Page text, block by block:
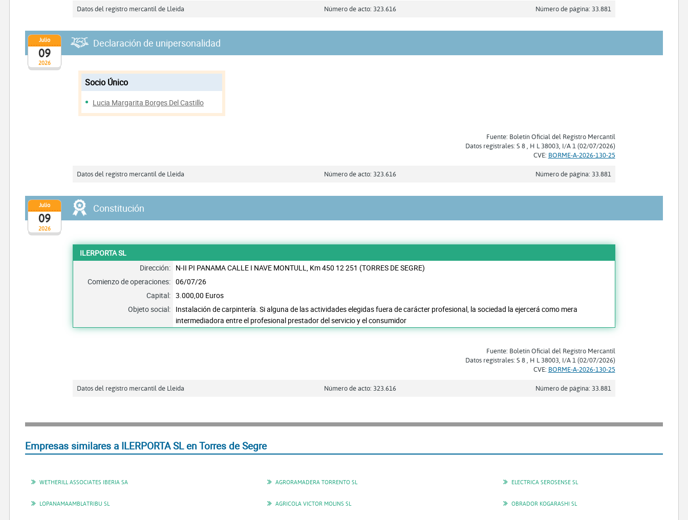
Datos del registro mercantil de Lleida Número de acto: 323.616 Número de página: 33.881
2026
Julio
09
Declaración de unipersonalidad
Socio Único
Lucia Margarita Borges Del Castillo
Fuente: Boletín Oficial del Registro Mercantil
Datos registrales: S 8 , H L 38003, I/A 1 (02/07/2026)
CVE: BORME-A-2026-130-25
Datos del registro mercantil de Lleida Número de acto: 323.616 Número de página: 33.881
2026
Julio
09
Constitución
ILERPORTA SL
Dirección: N-II PI PANAMA CALLE I NAVE MONTULL, Km 450 12 251 (TORRES DE SEGRE)
Comienzo de operaciones: 06/07/26
Capital: 3.000,00 Euros
Objeto social: Instalación de carpintería. Si alguna de las actividades elegidas fuera de carácter profesional, la sociedad la ejercerá como mera
intermediadora entre el profesional prestador del servicio y el consumidor
Fuente: Boletín Oficial del Registro Mercantil
Datos registrales: S 8 , H L 38003, I/A 1 (02/07/2026)
CVE: BORME-A-2026-130-25
Datos del registro mercantil de Lleida Número de acto: 323.616 Número de página: 33.881
Empresas similares a ILERPORTA SL en Torres de Segre
WETHERILL ASSOCIATES IBERIA SA AGRORAMADERA TORRENTO SL ELECTRICA SEROSENSE SL
LOPANAMAAMBLATRIBU SL AGRICOLA VICTOR MOLINS SL OBRADOR KOGARASHI SL